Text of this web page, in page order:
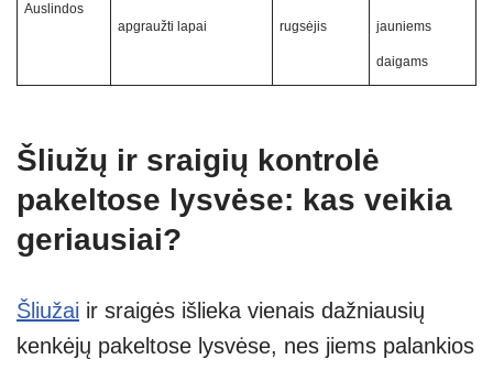
Auslindos
apgraužti lapai rugsėjis jauniems
daigams
Šliužų ir sraigių kontrolė
pakeltose lysvėse: kas veikia
geriausiai?
Šliužai ir sraigės išlieka vienais dažniausių
kenkėjų pakeltose lysvėse, nes jiems palankios